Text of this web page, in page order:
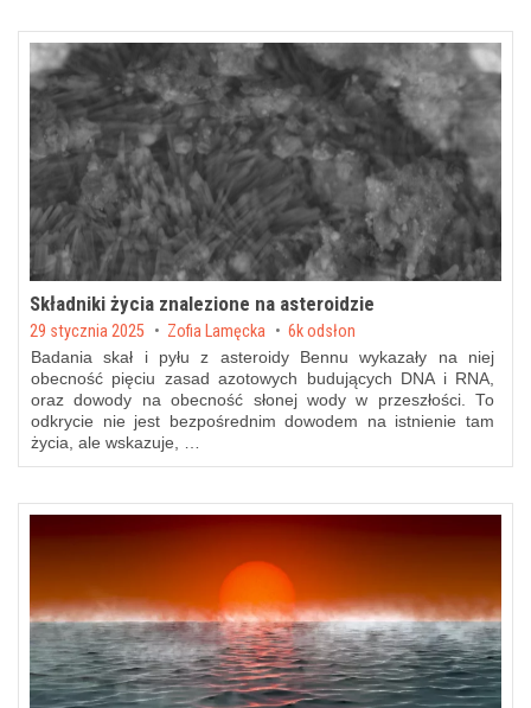
Składniki życia znalezione na asteroidzie
Posted on
29 stycznia 2025 by Zofia Lamęcka 6k odsłon
Badania skał i pyłu z asteroidy Bennu wykazały na niej
obecność pięciu zasad azotowych budujących DNA i RNA,
oraz dowody na obecność słonej wody w przeszłości. To
odkrycie nie jest bezpośrednim dowodem na istnienie tam
życia, ale wskazuje, …